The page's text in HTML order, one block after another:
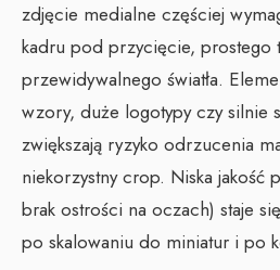
zdjęcie medialne częściej
kadru pod przycięcie, prostego
przewidywalnego światła.
wzory, duże logotypy czy silnie
zwiększają ryzyko odrzucenia
niekorzystny crop. Niska jakość
brak ostrości na oczach) staje
po skalowaniu do miniatur i po